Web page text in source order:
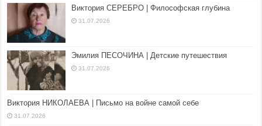
Виктория СЕРЕБРО | Философская глубина
31.07.2026
Эмилия ПЕСОЧИНА | Детские путешествия
31.07.2026
Виктория НИКОЛАЕВА | Письмо на войне самой себе
31.07.2026